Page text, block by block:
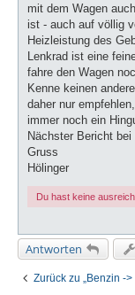
mit dem Wagen
ist - auch auf völlig
Heizleistung des
Lenkrad ist eine
fahre den Wagen
Kenne keinen
daher nur
immer noch ein
Nächster Bericht bei
Gruss
Hölinger
Du hast keine
Antworten
Zurück zu „Benzin -